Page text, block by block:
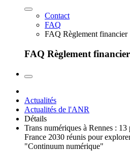
Contact
FAQ
FAQ Règlement financier
FAQ Règlement financier
Actualités
Actualités de l'ANR
Détails
Trans numériques à Rennes :
France 2030 réunis pour
"Continuum numérique"